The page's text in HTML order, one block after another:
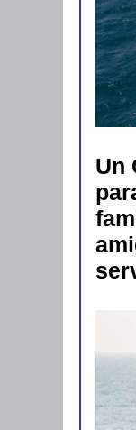
Un